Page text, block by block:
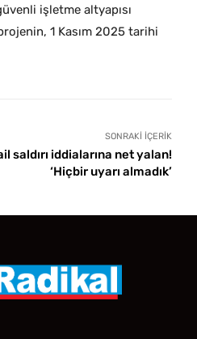
işletme altyapısı
1 Kasım 2025 tarihi
SONRAKI İÇERIK
saldırı iddialarına net yalan!
‘Hiçbir uyarı almadık’